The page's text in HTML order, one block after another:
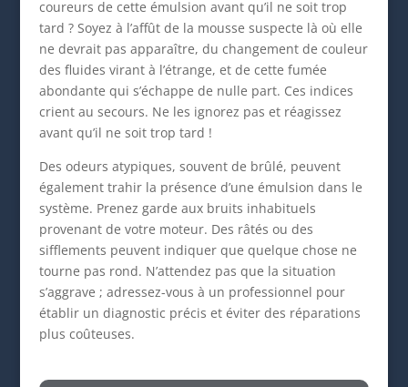
coureurs de cette émulsion avant qu’il ne soit trop
tard ? Soyez à l’affût de la mousse suspecte là où elle
ne devrait pas apparaître, du changement de couleur
des fluides virant à l’étrange, et de cette fumée
abondante qui s’échappe de nulle part. Ces indices
crient au secours. Ne les ignorez pas et réagissez
avant qu’il ne soit trop tard !
Des odeurs atypiques, souvent de brûlé, peuvent
également trahir la présence d’une émulsion dans le
système. Prenez garde aux bruits inhabituels
provenant de votre moteur. Des râtés ou des
sifflements peuvent indiquer que quelque chose ne
tourne pas rond. N’attendez pas que la situation
s’aggrave ; adressez-vous à un professionnel pour
établir un diagnostic précis et éviter des réparations
plus coûteuses.